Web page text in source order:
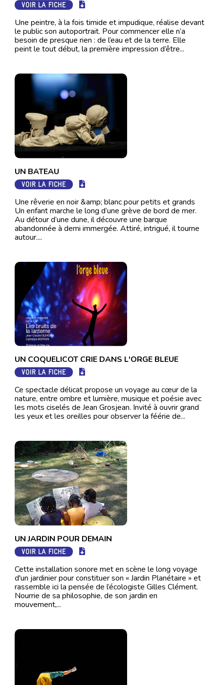
VOIR LA FICHE
Une peintre, à la fois timide et impudique, réalise devant
le public son autoportrait. Pour commencer elle n’a
besoin de presque rien : de l’eau et de la terre. Elle
peint le tout début, la première impression d’être...
UN BATEAU
VOIR LA FICHE
Une rêverie en noir &amp; blanc pour petits et grands
Un enfant marche le long d’une grève de bord de mer.
Au détour d’une dune, il découvre une barque
abandonnée à demi immergée. Attiré, intrigué, il tourne
autour....
UN COQUELICOT CRIE DANS L'ORGE BLEUE
VOIR LA FICHE
Ce spectacle délicat propose un voyage au cœur de la
nature, entre ombre et lumière, musique et poésie avec
les mots ciselés de Jean Grosjean. Invité à ouvrir grand
les yeux et les oreilles pour observer la féérie de...
UN JARDIN POUR DEMAIN
VOIR LA FICHE
Cette installation sonore met en scène le long voyage
d'un jardinier pour constituer son « Jardin Planétaire » et
rassemble ici la pensée de l’écologiste Gilles Clément.
Nourrie de sa philosophie, de son jardin en
mouvement,...